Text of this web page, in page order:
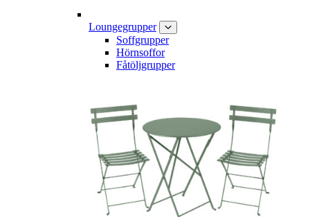
Loungegrupper
Soffgrupper
Hörnsoffor
Fåtöljgrupper